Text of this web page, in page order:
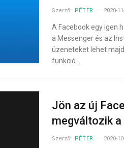
Szerző: PÉTER 2020-
A Facebook egy igen
a Messenger és az
üzeneteket lehet
funkció…
Jön az új
megváltozik a
Szerző: PÉTER 2020-